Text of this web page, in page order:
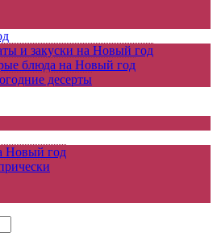
и закуски на Новый год
блюда на Новый год
десерты
Новый год